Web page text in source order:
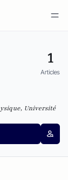
1
Articles
Université